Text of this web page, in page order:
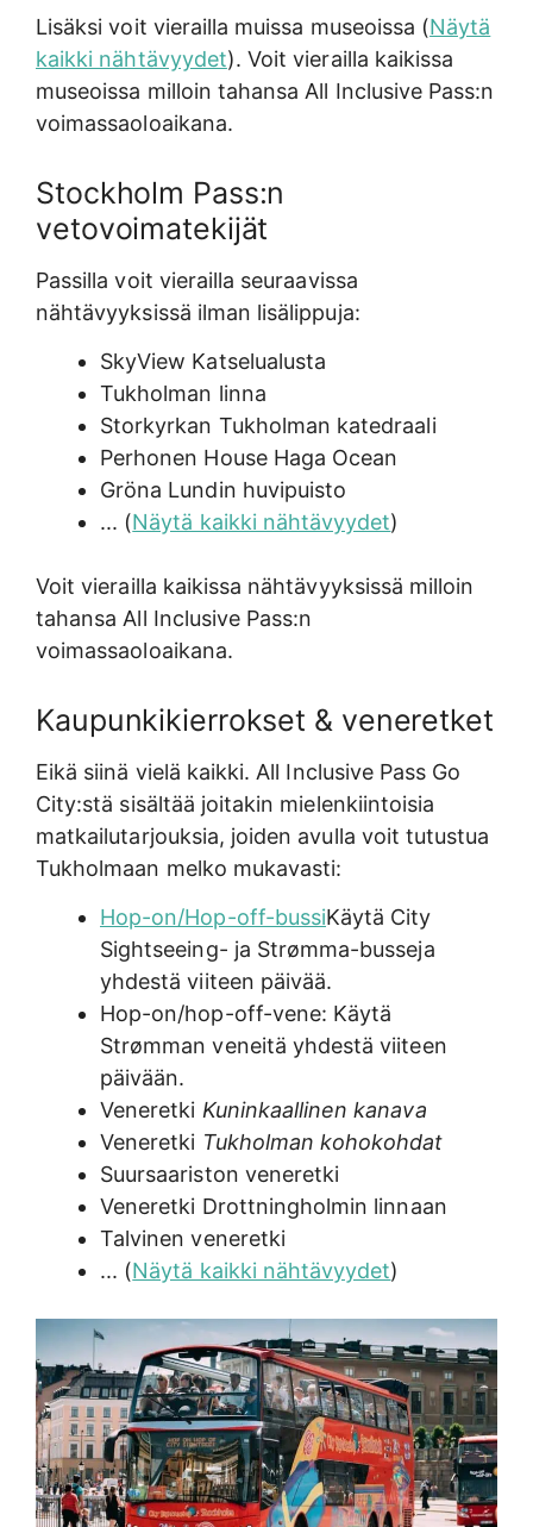
Lisäksi voit vierailla muissa museoissa (Näytä
kaikki nähtävyydet). Voit vierailla kaikissa
museoissa milloin tahansa All Inclusive Pass:n
voimassaoloaikana.
Stockholm Pass:n
vetovoimatekijät
Passilla voit vierailla seuraavissa
nähtävyyksissä ilman lisälippuja:
SkyView Katselualusta
Tukholman linna
Storkyrkan Tukholman katedraali
Perhonen House Haga Ocean
Gröna Lundin huvipuisto
... (Näytä kaikki nähtävyydet)
Voit vierailla kaikissa nähtävyyksissä milloin
tahansa All Inclusive Pass:n
voimassaoloaikana.
Kaupunkikierrokset & veneretket
Eikä siinä vielä kaikki. All Inclusive Pass Go
City:stä sisältää joitakin mielenkiintoisia
matkailutarjouksia, joiden avulla voit tutustua
Tukholmaan melko mukavasti:
Hop-on/Hop-off-bussiKäytä City
Sightseeing- ja Strømma-busseja
yhdestä viiteen päivää.
Hop-on/hop-off-vene: Käytä
Strømman veneitä yhdestä viiteen
päivään.
Veneretki Kuninkaallinen kanava
Veneretki Tukholman kohokohdat
Suursaariston veneretki
Veneretki Drottningholmin linnaan
Talvinen veneretki
... (Näytä kaikki nähtävyydet)